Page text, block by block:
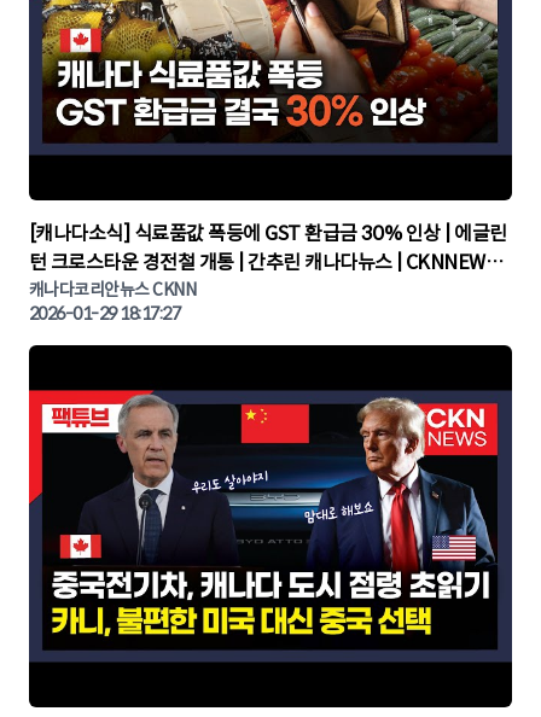
▶
[캐나다소식] 식료품값 폭등에 GST 환급금 30% 인상 | 에글린
턴 크로스타운 경전철 개통 | 간추린 캐나다뉴스 | CKNNEWS,
캐나다코리안뉴스
캐나다코리안뉴스 CKNN
2026-01-29 18:17:27